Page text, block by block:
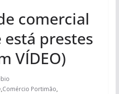
comercial
prestes
VÍDEO)
,Comércio Portimão,